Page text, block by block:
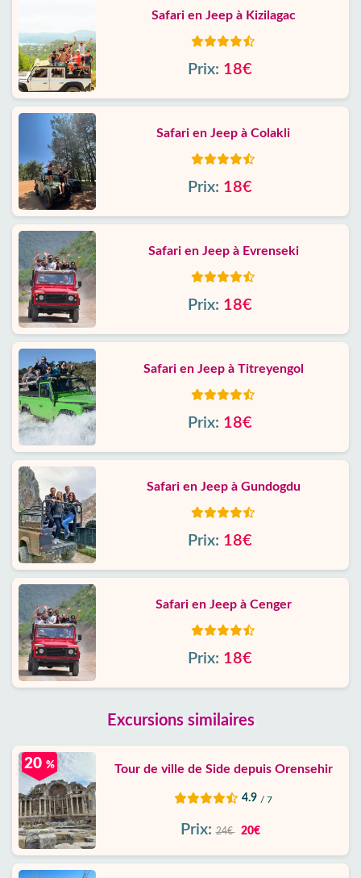
Safari en Jeep à Kizilagac
Prix: 18€
Safari en Jeep à Colakli
Prix: 18€
Safari en Jeep à Evrenseki
Prix: 18€
Safari en Jeep à Titreyengol
Prix: 18€
Safari en Jeep à Gundogdu
Prix: 18€
Safari en Jeep à Cenger
Prix: 18€
Excursions similaires
Tour de ville de Side depuis Orensehir
4.9 / 7
20 %
Prix: 24€ 20€